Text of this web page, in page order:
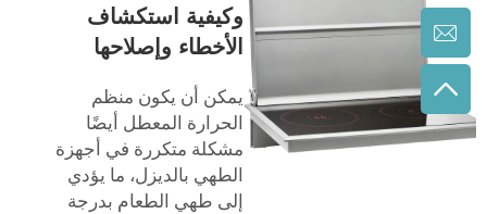
وكيفية استكشاف
الأخطاء وإصلاحها
يمكن أن يكون منظم
الحرارة المعطل أيضًا
مشكلة متكررة في أجهزة
الطهي بالديزل، ما يؤدي
إلى طهي الطعام بدرجة